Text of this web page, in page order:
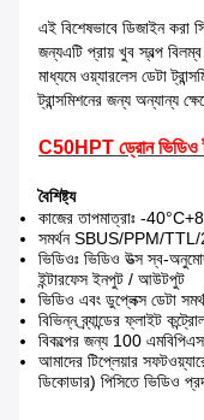
এই বিশেষভাবে ডিজাইন করা
জন্যএটি প্রায় খুব স্বল্প
মাধ্যমে ওয়্যারলেস ডেটা
ট্রান্সমিশনের জন্য অন্যান্য
C50HPT ড্রোন ভিডিও
বৈশিষ্ট্য
কাজের তাপমাত্রাঃ -
সমর্থন SBUS/PPM/
ভিডিওঃ ভিডিও উত্স স্ব-
ইন্টারফেস ইনপুট / আউটপুট
ভিডিও এবং ডুপ্লেক্স ডেটা
বিভিন্ন ব্র্যান্ডের ফ্লাইট
বিকল্পের জন্য 100
আমাদের টিপ্লেয়ার
ডিকোডার) পিসিতে ভিডিও